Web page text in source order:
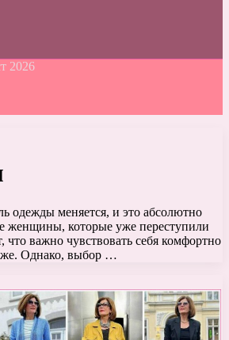
2026
одежды меняется, и это абсолютно
женщины, которые уже переступили
что важно чувствовать себя комфортно
Однако, выбор …